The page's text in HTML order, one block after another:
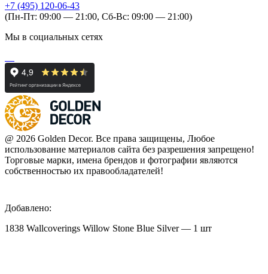
+7 (495) 120-06-43
(Пн-Пт: 09:00 — 21:00, Сб-Вс: 09:00 — 21:00)
Мы в социальных сетях
@ 2026 Golden Decor. Все права защищены, Любое
использование материалов сайта без разрешения запрещено!
Торговые марки, имена брендов и фотографии являются
собственностью их правообладателей!
Добавлено:
1838 Wallcoverings Willow Stone Blue Silver — 1 шт